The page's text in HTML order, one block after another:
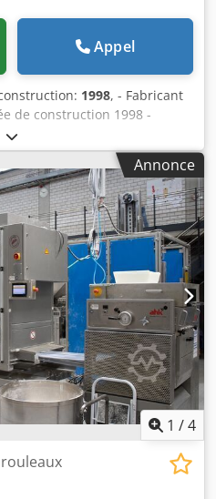
Appel
1998, - Fabricant
de construction 1998 -
La machine est révisée, donc
travail ~ 880 - 920 mm
de la pièce ~ 5 - 80
- Diamètre du rouleau ~
mm - Marche arrière -
pièce. - Longueur 950mm -
540 mm - Poids ~ 1 220 kg -
Volts, Hz 400 / 50 -
de tension max. +/- 5%
images originales, ne sont
Annonce
1 /4